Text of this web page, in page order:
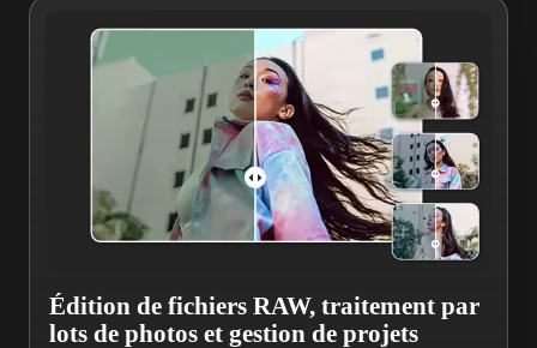
Édition de fichiers RAW, traitement par
lots de photos et gestion de projets